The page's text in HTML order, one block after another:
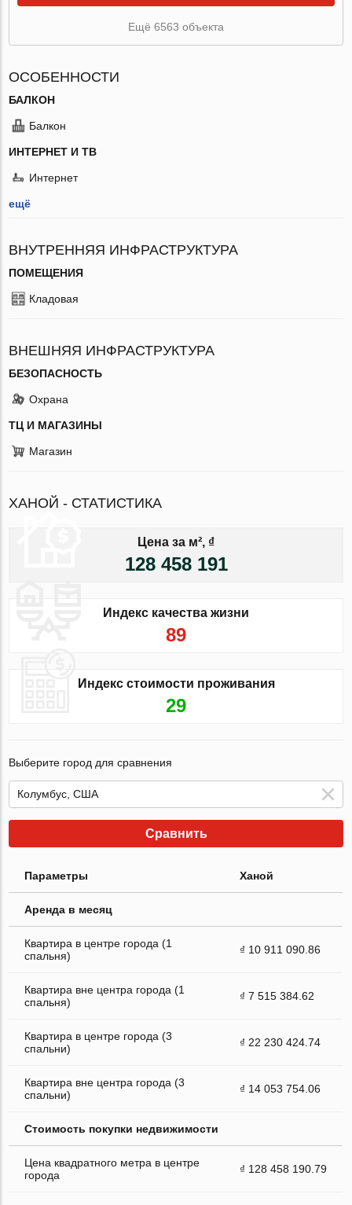
Ещё 6563 объекта
ОСОБЕННОСТИ
БАЛКОН
Балкон
ИНТЕРНЕТ И ТВ
Интернет
ещё
ВНУТРЕННЯЯ ИНФРАСТРУКТУРА
ПОМЕЩЕНИЯ
Кладовая
ВНЕШНЯЯ ИНФРАСТРУКТУРА
БЕЗОПАСНОСТЬ
Охрана
ТЦ И МАГАЗИНЫ
Магазин
ХАНОЙ - СТАТИСТИКА
Цена за м², ₫
128 458 191
Индекс качества жизни
89
Индекс стоимости проживания
29
Выберите город для сравнения
Сравнить
Параметры Ханой
Аренда в месяц
Квартира в центре города (1
спальня)
₫ 10 911 090.86
Квартира вне центра города (1
спальня)
₫ 7 515 384.62
Квартира в центре города (3
спальни)
₫ 22 230 424.74
Квартира вне центра города (3
спальни)
₫ 14 053 754.06
Стоимость покупки недвижимости
Цена квадратного метра в центре
города
₫ 128 458 190.79